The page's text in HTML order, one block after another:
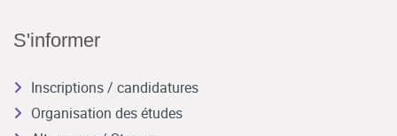
S'informer
Inscriptions / candidatures
Organisation des études